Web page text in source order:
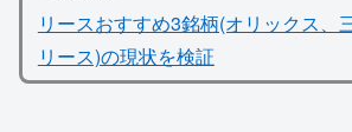
リースおすすめ3銘柄(オリックス、
リース)の現状を検証